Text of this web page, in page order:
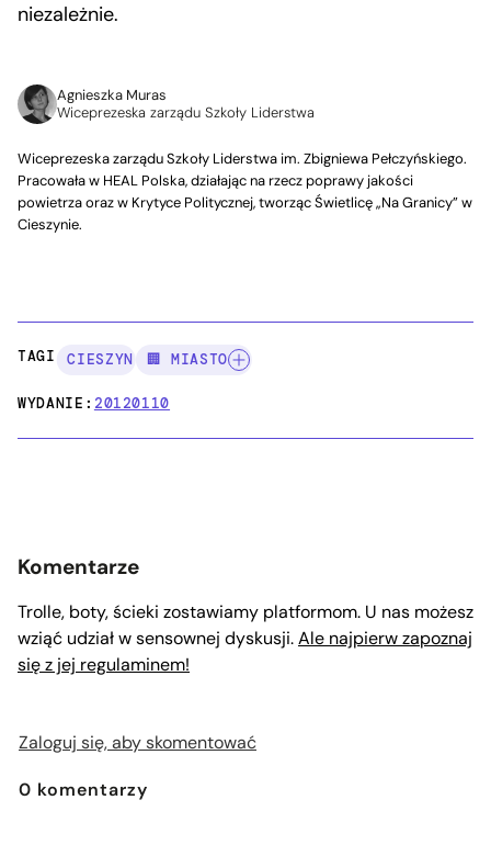
niezależnie.
Agnieszka Muras
Wiceprezeska zarządu Szkoły Liderstwa
Wiceprezeska zarządu Szkoły Liderstwa im. Zbigniewa Pełczyńskiego.
Pracowała w HEAL Polska, działając na rzecz poprawy jakości
powietrza oraz w Krytyce Politycznej, tworząc Świetlicę „Na Granicy” w
Cieszynie.
TAGI: CIESZYN 🏢 MIASTO
WYDANIE:20120110
Komentarze
Trolle, boty, ścieki zostawiamy platformom. U nas możesz
wziąć udział w sensownej dyskusji.Ale najpierw zapoznaj
się z jej regulaminem!
Zaloguj się, aby skomentować
0 komentarzy